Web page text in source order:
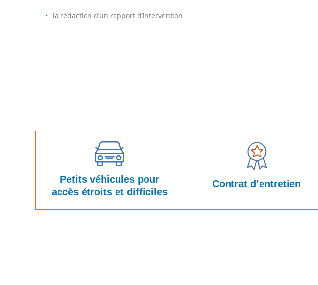
la rédaction d’un rapport d’intervention
Petits véhicules pour
accès étroits et difficiles
Contrat d’entretien